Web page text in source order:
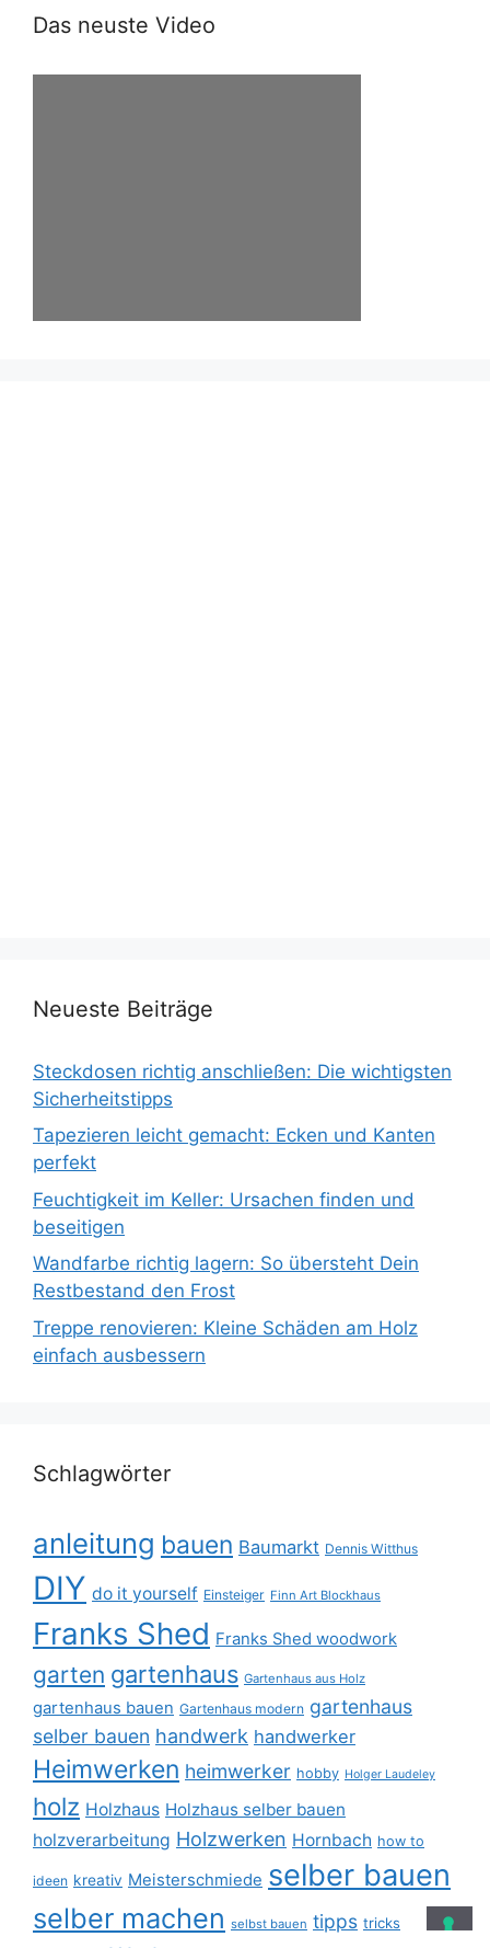
Das neuste Video
Neueste Beiträge
Steckdosen richtig anschließen: Die wichtigsten
Sicherheitstipps
Tapezieren leicht gemacht: Ecken und Kanten
perfekt
Feuchtigkeit im Keller: Ursachen finden und
beseitigen
Wandfarbe richtig lagern: So übersteht Dein
Restbestand den Frost
Treppe renovieren: Kleine Schäden am Holz
einfach ausbessern
Schlagwörter
anleitung bauen Baumarkt Dennis Witthus
DIY do it yourself Einsteiger Finn Art Blockhaus
Franks Shed Franks Shed woodwork
garten gartenhaus Gartenhaus aus Holz
gartenhaus bauen Gartenhaus modern gartenhaus
selber bauen handwerk handwerker
Heimwerken heimwerker hobby Holger Laudeley
holz Holzhaus Holzhaus selber bauen
holzverarbeitung Holzwerken Hornbach how to
ideen kreativ Meisterschmiede selber bauen
selber machen selbst bauen tipps tricks